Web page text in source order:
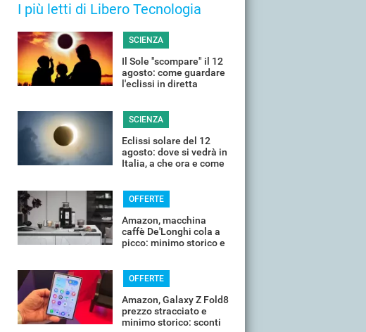
I più letti di Libero Tecnologia
SCIENZA
Il Sole "scompare" il 12
agosto: come guardare
l'eclissi in diretta
SCIENZA
Eclissi solare del 12
agosto: dove si vedrà in
Italia, a che ora e come
OFFERTE
Amazon, macchina
caffè De'Longhi cola a
picco: minimo storico e
OFFERTE
Amazon, Galaxy Z Fold8
prezzo stracciato e
minimo storico: sconti